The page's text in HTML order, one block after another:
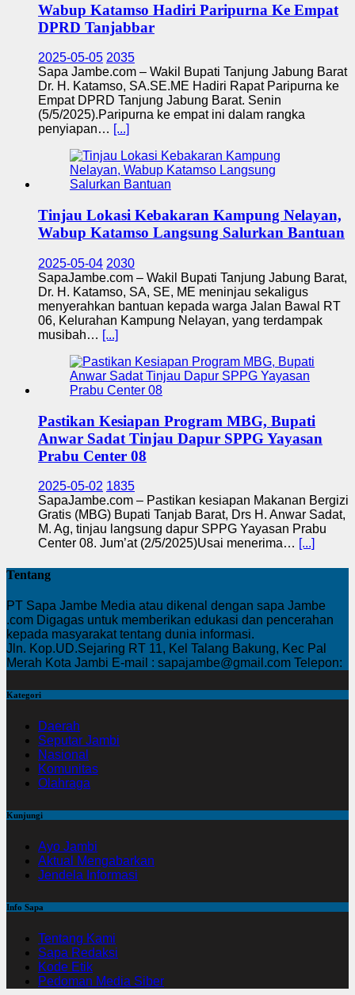
Wabup Katamso Hadiri Paripurna Ke Empat
DPRD Tanjabbar
2025-05-05 2035
Sapa Jambe.com – Wakil Bupati Tanjung Jabung Barat
Dr. H. Katamso, SA.SE.ME Hadiri Rapat Paripurna ke
Empat DPRD Tanjung Jabung Barat. Senin
(5/5/2025).Paripurna ke empat ini dalam rangka
penyiapan… [...]
Tinjau Lokasi Kebakaran Kampung Nelayan,
Wabup Katamso Langsung Salurkan Bantuan
2025-05-04 2030
SapaJambe.com – Wakil Bupati Tanjung Jabung Barat,
Dr. H. Katamso, SA, SE, ME meninjau sekaligus
menyerahkan bantuan kepada warga Jalan Bawal RT
06, Kelurahan Kampung Nelayan, yang terdampak
musibah… [...]
Pastikan Kesiapan Program MBG, Bupati
Anwar Sadat Tinjau Dapur SPPG Yayasan
Prabu Center 08
2025-05-02 1835
SapaJambe.com – Pastikan kesiapan Makanan Bergizi
Gratis (MBG) Bupati Tanjab Barat, Drs H. Anwar Sadat,
M. Ag, tinjau langsung dapur SPPG Yayasan Prabu
Center 08. Jum’at (2/5/2025)Usai menerima… [...]
Tentang
PT Sapa Jambe Media atau dikenal dengan sapa Jambe
.com Digagas untuk memberikan edukasi dan pencerahan
kepada masyarakat tentang dunia informasi.
Jln. Kop.UD.Sejaring RT 11, Kel Talang Bakung, Kec Pal
Merah Kota Jambi E-mail : sapajambe@gmail.com Telepon:
Kategori
Daerah
Seputar Jambi
Nasional
Komunitas
Olahraga
Kunjungi
Ayo Jambi
Aktual Mengabarkan
Jendela Informasi
Info Sapa
Tentang Kami
Sapa Redaksi
Kode Etik
Pedoman Media Siber